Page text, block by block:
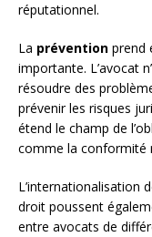
réputationnel.
La prévention prend
importante. L’avocat
résoudre des
prévenir les risques
étend le champ de
comme la conformité
L’internationalisation
droit poussent
entre avocats de